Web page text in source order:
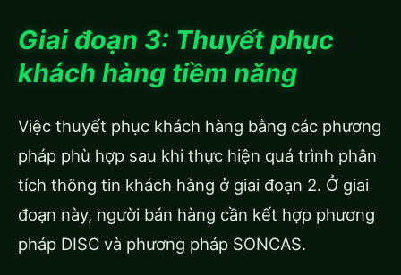
Giai đoạn 3: Thuyết phục
khách hàng tiềm năng
Việc thuyết phục khách hàng bằng các phương
pháp phù hợp sau khi thực hiện quá trình phân
tích thông tin khách hàng ở giai đoạn 2. Ở giai
đoạn này, người bán hàng cần kết hợp phương
pháp DISC và phương pháp SONCAS.